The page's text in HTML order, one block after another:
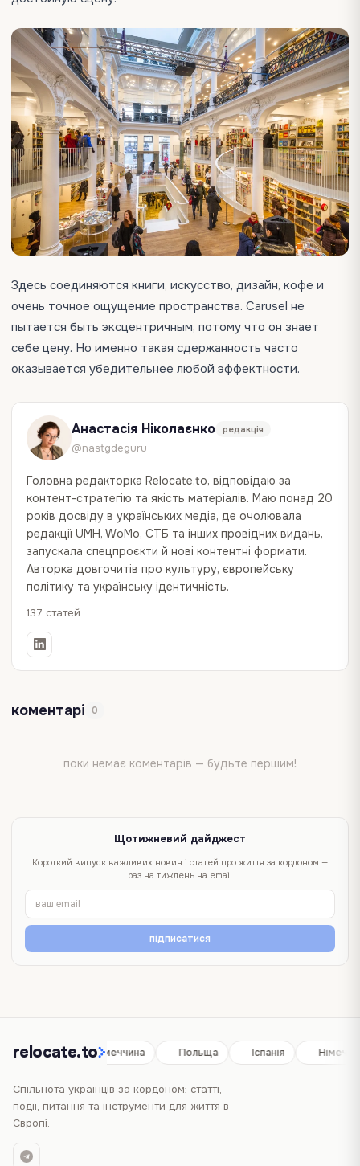
Здесь соединяются книги, искусство, дизайн, кофе и
очень точное ощущение пространства. Carusel не
пытается быть эксцентричным, потому что он знает
себе цену. Но именно такая сдержанность часто
оказывается убедительнее любой эффектности.
Анастасія Ніколаєнко редакція
@nastgdeguru
Головна редакторка Relocate.to, відповідаю за
контент-стратегію та якість матеріалів. Маю понад 20
років досвіду в українських медіа, де очолювала
редакції UMH, WoMo, СТБ та інших провідних видань,
запускала спецпроєкти й нові контентні формати.
Авторка довгочитів про культуру, європейську
політику та українську ідентичність.
137 статей
коментарі 0
поки немає коментарів — будьте першим!
Щотижневий дайджест
Короткий випуск важливих новин і статей про життя за кордоном —
раз на тиждень на email
підписатися
relocate.to
Іспанія Німеччина Польща Іспанія Німеччина
Спільнота українців за кордоном: статті,
події, питання та інструменти для життя в
Європі.